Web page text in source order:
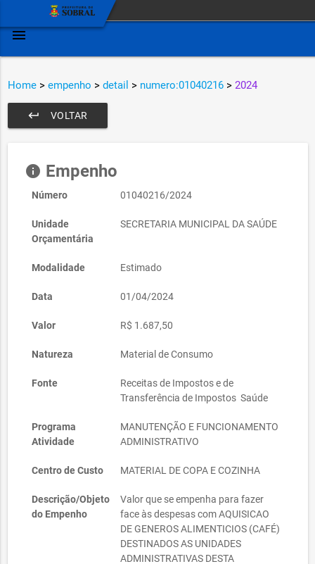
menu
Home > empenho > detail > numero:01040216 > 2024
VOLTAR
keyboard_return
info Empenho
Número 01040216/2024
Unidade
Orçamentária
SECRETARIA MUNICIPAL DA SAÚDE
Modalidade Estimado
Data 01/04/2024
Valor R$ 1.687,50
Natureza Material de Consumo
Fonte
Receitas de Impostos e de
Transferência de Impostos  Saúde
Programa
Atividade
MANUTENÇÃO E FUNCIONAMENTO
ADMINISTRATIVO
Centro de Custo MATERIAL DE COPA E COZINHA
Descrição/Objeto
do Empenho
Valor que se empenha para fazer
face às despesas com AQUISICAO
DE GENEROS ALIMENTICIOS (CAFÉ)
DESTINADOS AS UNIDADES
ADMINISTRATIVAS DESTA